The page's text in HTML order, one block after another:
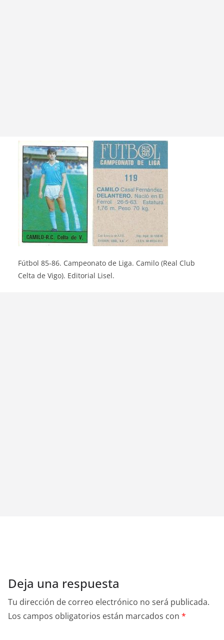
Fútbol 85-86. Campeonato de Liga. Camilo (Real Club
Celta de Vigo). Editorial Lisel.
Deja una respuesta
Tu dirección de correo electrónico no será publicada.
Los campos obligatorios están marcados con *